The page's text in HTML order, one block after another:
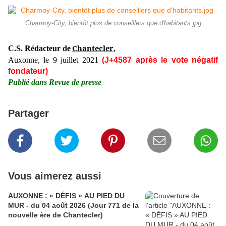
Charmoy-City, bientôt plus de conseillers que d'habitants.jpg
C.S. Rédacteur deChantecler,
Auxonne, le 9 juillet 2021
(J+4587 après le vote négatif
fondateur)
Publié dans Revue de presse
Partager
Vous aimerez aussi
AUXONNE : « DÉFIS » AU PIED DU
MUR - du 04 août 2026 (Jour 771 de la
nouvelle ère de Chantecler)